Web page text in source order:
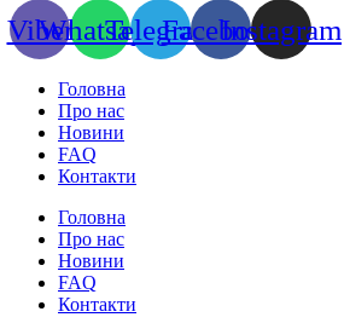
ViberWhatsappTelegramFacebookInstagram
Головна
Про нас
Новини
FAQ
Контакти
Головна
Про нас
Новини
FAQ
Контакти